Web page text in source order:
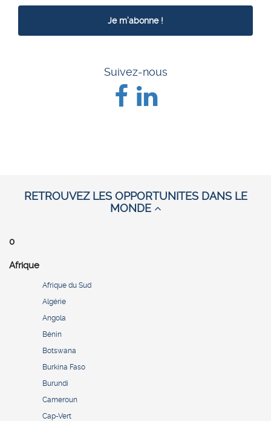
Suivez-nous
RETROUVEZ LES OPPORTUNITES DANS LE
MONDE
0
Afrique
Afrique du Sud
Algérie
Angola
Bénin
Botswana
Burkina Faso
Burundi
Cameroun
Cap-Vert